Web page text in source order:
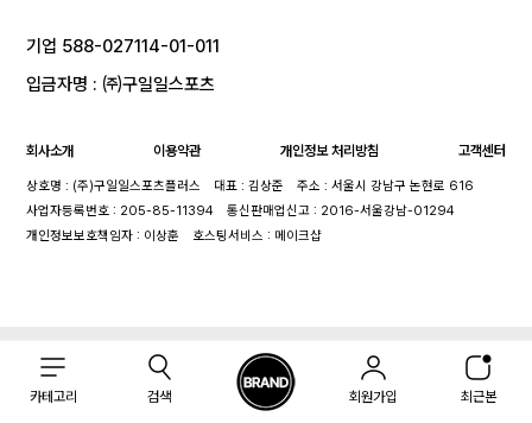
카테고리 검색 회원가입 최근본
기업 588-027114-01-011
입금자명 : ㈜구일일스포츠
회사소개 이용약관 개인정보 처리방침 고객센터
상호명 : (주)구일일스포츠플러스 대표 : 김상준
주소 : 서울시 강남구 논현로 616
사업자등록번호 : 205-85-11394
통신판매업신고 : 2016-서울강남-01294
개인정보보호책임자 : 이상훈
호스팅서비스 : 메이크샵